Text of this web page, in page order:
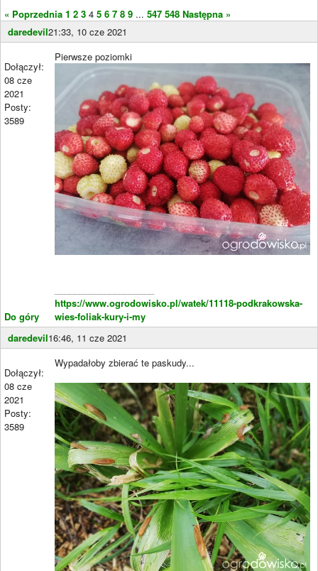
« Poprzednia 1 2 3 4 5 6 7 8 9 ... 547 548 Następna »
daredevil21:33, 10 cze 2021
Dołączył:
08 cze
2021
Posty:
3589
Do góry
Pierwsze poziomki
https://www.ogrodowisko.pl/watek/11118-podkrakowska-
wies-foliak-kury-i-my
daredevil16:46, 11 cze 2021
Dołączył:
08 cze
2021
Posty:
3589
Wypadałoby zbierać te paskudy...